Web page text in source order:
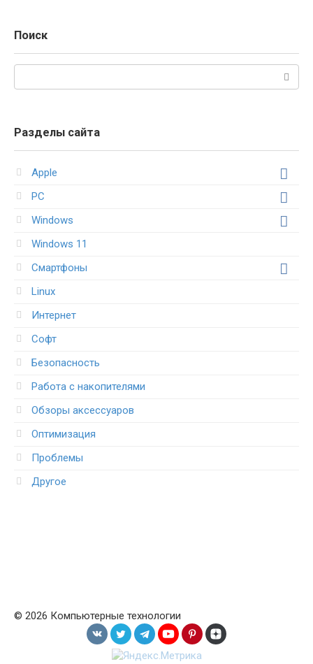
Поиск
Разделы сайта
Apple
PC
Windows
Windows 11
Смартфоны
Linux
Интернет
Софт
Безопасность
Работа с накопителями
Обзоры аксессуаров
Оптимизация
Проблемы
Другое
© 2026 Компьютерные технологии